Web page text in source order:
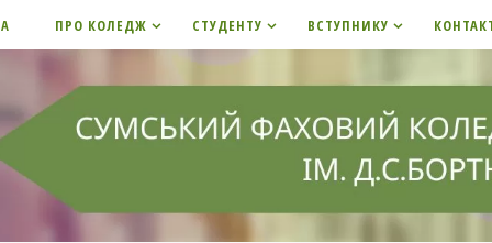
ПРО КОЛЕДЖ СТУДЕНТУ ВСТУПНИКУ